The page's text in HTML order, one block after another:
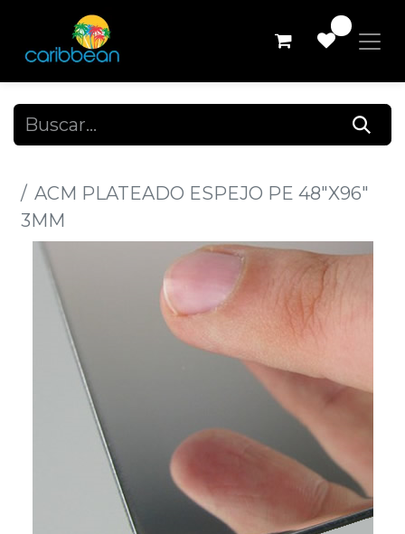
ACM PLATEADO ESPEJO PE 48"X96"
3MM